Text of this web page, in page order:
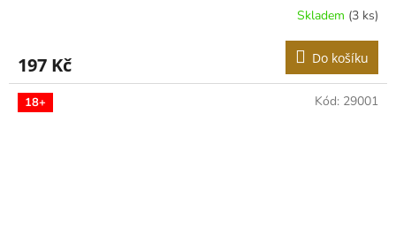
Skladem (3 ks)
197 Kč Do košíku
18+ Kód: 29001